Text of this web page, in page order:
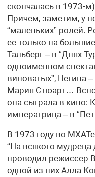
скончалась в 1973-м)
Причем, заметим, у
“маленьких” ролей.
ее только на
Тальберг – в “Днях
одноименном
виноватых”, Негина
Мария Стюарт…
она сыграла в кино:
императрица – в
В 1973 году во
“На всякого
проводил режиссер
одной из них Алла